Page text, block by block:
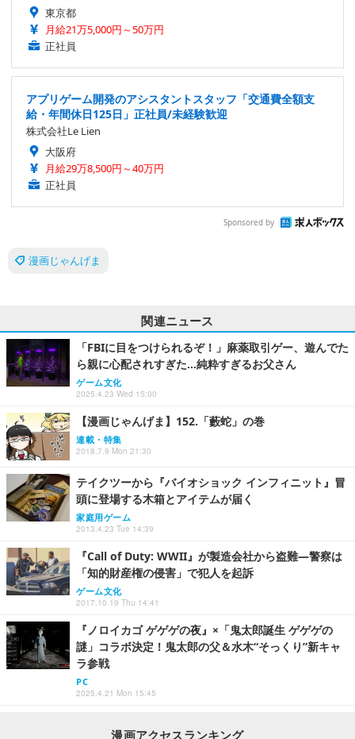
東京都
月給21万5,000円～50万円
正社員
アプリゲーム開発のアシスタントスタッフ「交通費全額支
給・年間休日125日」正社員/未経験歓迎
株式会社Le Lien
大阪府
月給29万8,500円～40万円
正社員
Sponsored by
漫画じゃんげま
関連ニュース
「FBIに目をつけられるぞ！」麻薬取引ゲー、遊んでた
ら親に心配されすぎた…純粋すぎるお父さん
ゲーム文化
2025.4.23 Wed 15:00
【漫画じゃんげま】152.「藪蛇」の巻
連載・特集
2018.7.9 Mon 21:30
テイクツーから『バイオショック インフィニット』冒
頭に登場する木箱とアイテムが届く
家庭用ゲーム
2013.4.23 Tue 14:39
『Call of Duty: WWII』が製造会社から盗難―警察は
「知的財産権の侵害」で犯人を起訴
ゲーム文化
2017.10.19 Thu 14:41
『ノロイカゴ ゲゲゲの夜』×「鬼太郎誕生 ゲゲゲの
謎」コラボ決定！鬼太郎の父＆水木“そっくり”新キャ
ラ参戦
PC
2025.4.21 Mon 15:45
漫画アクセスランキング